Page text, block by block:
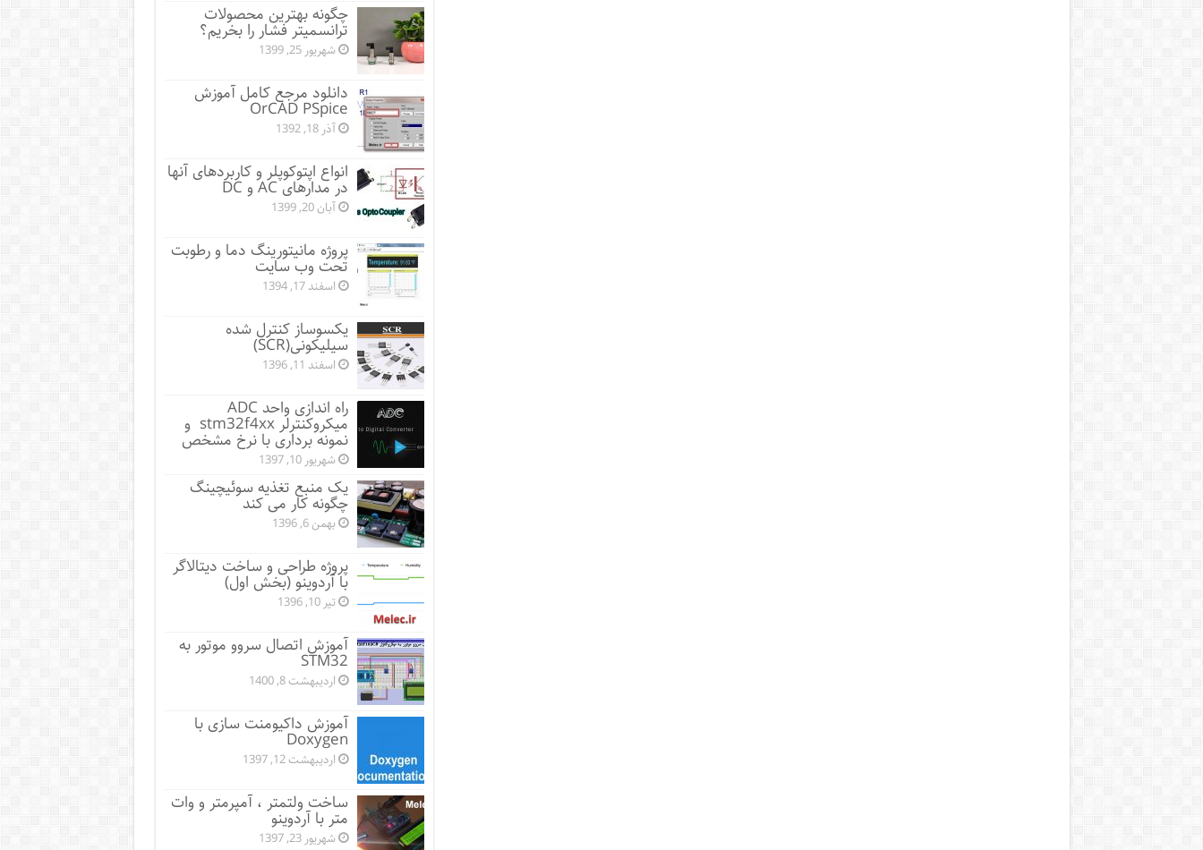
چگونه بهترین محصولات
ترانسمیتر فشار را بخریم؟
شهریور 25, 1399
دانلود مرجع کامل آموزش
OrCAD PSpice
آذر 18, 1392
انواع اپتوکوپلر و کاربردهای آنها
در مدارهای AC و DC
آبان 20, 1399
پروژه مانيتورينگ دما و رطوبت
تحت وب سایت
اسفند 17, 1394
یکسوساز کنترل شده
سیلیکونی(SCR)
اسفند 11, 1396
راه اندازی واحد ADC
میکروکنترلر stm32f4xx و
نمونه برداری با نرخ مشخص
شهریور 10, 1397
یک منبع تغذیه سوئیچینگ
چگونه کار می کند
بهمن 6, 1396
پروژه طراحی و ساخت دیتالاگر
با آردوینو (بخش اول)
تیر 10, 1396
آموزش اتصال سروو موتور به
STM32
اردیبهشت 8, 1400
آموزش داکیومنت سازی با
Doxygen
اردیبهشت 12, 1397
ساخت ولتمتر ، آمپرمتر و وات
متر با آردوینو
شهریور 23, 1397